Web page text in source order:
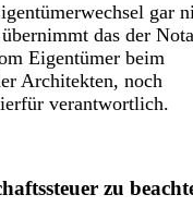
gar
das der
Eigentümer beim
Architekten, noch
verantwortlich.
zu